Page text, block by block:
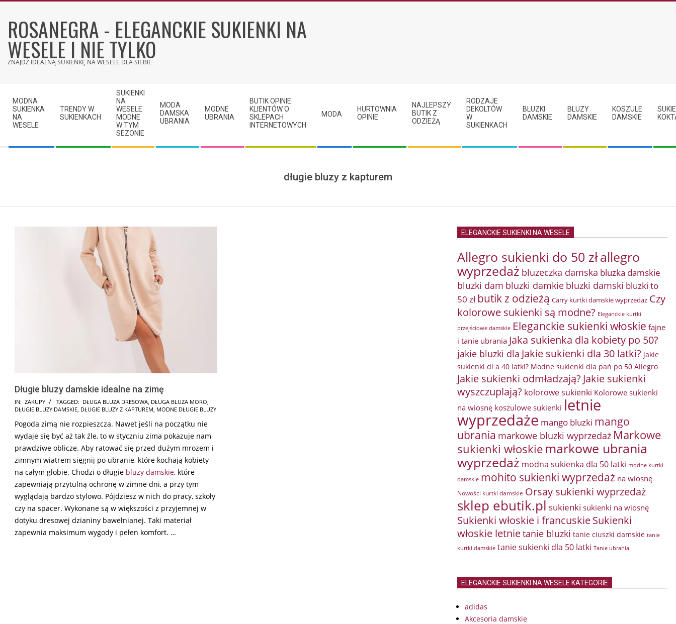
contentROSANEGRA - ELEGANCKIE SUKIENKI NA
WESELE I NIE TYLKO
ZNAJDŹ IDEALNĄ SUKIENKĘ NA WESELE DLA SIEBIE
Navigation
Menu
MODNA
SUKIENKA
NA
WESELE
TRENDY W
SUKIENKACH
SUKIENKI
NA
WESELE
MODNE
W TYM
SEZONIE
MODA
DAMSKA
UBRANIA
MODNE
UBRANIA
BUTIK OPINIE
KLIENTÓW O
SKLEPACH
INTERNETOWYCH
MODA
HURTOWNIA
OPINIE
NAJLEPSZY
BUTIK Z
ODZIEŻĄ
RODZAJE
DEKOLTÓW
W
SUKIENKACH
BLUZKI
DAMSKIE
BLUZY
DAMSKIE
KOSZULE
DAMSKIE
długie bluzy z kapturem
Długie bluzy damskie idealne na zimę
2025-
10-
16
IN: ZAKUPY TAGGED: DŁUGA BLUZA DRESOWA, DŁUGA BLUZA MORO,
DŁUGIE BLUZY DAMSKIE, DŁUGIE BLUZY Z KAPTUREM, MODNE DŁUGIE BLUZY
Pogoda zimą nie rozpieszcza. Nawet jeśli na początku nie
wydaje się być aż tak źle, to w styczniu zima pokazuje nam
prawdziwe oblicze. Aby ratować się przed dużym mrozem i
zimnym wiatrem sięgnij po ubranie, które kochają kobiety
na całym globie. Chodzi o długie bluzy damskie, które
zapewniają przytulną ochronę w zimne dni, a przy tym
wyglądają bardzo stylowo. Pójdziesz w nich do pracy, szkoły
czy na spacer. Wykonane są w większości z przyjemnej w
dotyku dresowej dzianiny bawełnianej. Taki materiał
zapewnia maksimum wygody i pełen komfort. …
ELEGANCKIE SUKIENKI NA WESELE
Allegro sukienki do 50 złallegro
wyprzedaż bluzeczka damska bluzka damskie
bluzki dam bluzki damkie bluzki damski bluzki to
50 zł butik z odzieżą Carry kurtki damskie wyprzedaż Czy
kolorowe sukienki są modne? Eleganckie kurtki
przejściowe damskie Eleganckie sukienki włoskie fajne
i tanie ubrania Jaka sukienka dla kobiety po 50?
jakie bluzki dla Jakie sukienki dla 30 latki? jakie
sukienki dl a 40 latki? Modne sukienki dla pań po 50 Allegro
Jakie sukienki odmładzają? Jakie sukienki
wyszczuplają? kolorowe sukienki Kolorowe sukienki
na wiosnę koszulowe sukienki letnie
wyprzedaże mango bluzki mango
ubrania markowe bluzki wyprzedaż Markowe
sukienki włoskie markowe ubrania
wyprzedaż modna sukienka dla 50 latki modne kurtki
damskie mohito sukienki wyprzedaż na wiosnę
Nowości kurtki damskie Orsay sukienki wyprzedaż
sklep ebutik.pl sukienki sukienki na wiosnę
Sukienki włoskie i francuskieSukienki
włoskie letnietanie bluzki tanie ciuszki damskie tanie
kurtki damskie tanie sukienki dla 50 latki Tanie ubrania
ELEGANCKIE SUKIENKI NA WESELE KATEGORIE
adidas
Akcesoria damskie